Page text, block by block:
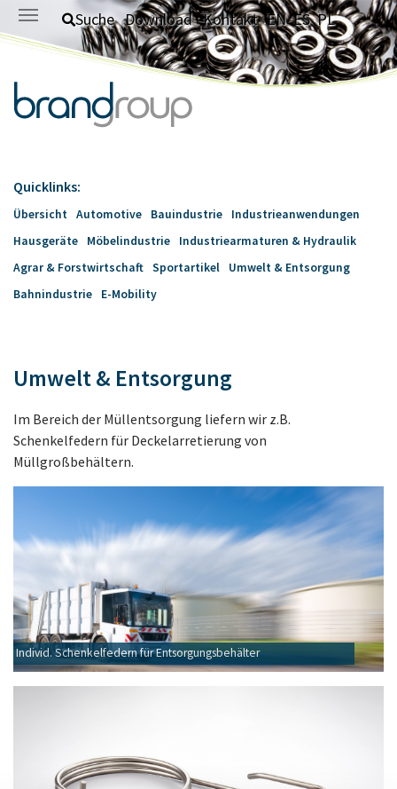
Zum Hauptinhalt springen
Suche Download Kontakt EN ES PL
Quicklinks:
Übersicht Automotive Bauindustrie
Industrieanwendungen
Hausgeräte
Möbelindustrie
Industriearmaturen & Hydraulik
Agrar & Forstwirtschaft Sportartikel
Umwelt & Entsorgung
Bahnindustrie
E-Mobility
Umwelt & Entsorgung
Im Bereich der Müllentsorgung liefern wir z.B.
Schenkelfedern für Deckelarretierung von
Müllgroßbehältern.
Individ. Schenkelfedern für Entsorgungsbehälter